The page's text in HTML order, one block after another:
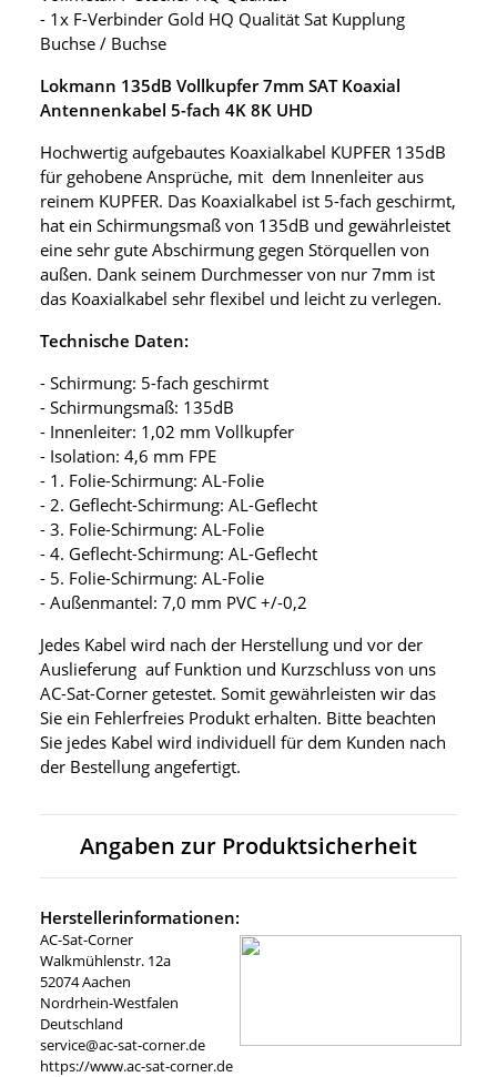
- 1x F-Verbinder Gold HQ Qualität Sat Kupplung
Buchse / Buchse
Lokmann 135dB Vollkupfer 7mm SAT Koaxial
Antennenkabel 5-fach 4K 8K UHD
Hochwertig aufgebautes Koaxialkabel KUPFER 135dB
für gehobene Ansprüche, mit dem Innenleiter aus
reinem KUPFER. Das Koaxialkabel ist 5-fach geschirmt,
hat ein Schirmungsmaß von 135dB und gewährleistet
eine sehr gute Abschirmung gegen Störquellen von
außen. Dank seinem Durchmesser von nur 7mm ist
das Koaxialkabel sehr flexibel und leicht zu verlegen.
Technische Daten:
- Schirmung: 5-fach geschirmt
- Schirmungsmaß: 135dB
- Innenleiter: 1,02 mm Vollkupfer
- Isolation: 4,6 mm FPE
- 1. Folie-Schirmung: AL-Folie
- 2. Geflecht-Schirmung: AL-Geflecht
- 3. Folie-Schirmung: AL-Folie
- 4. Geflecht-Schirmung: AL-Geflecht
- 5. Folie-Schirmung: AL-Folie
- Außenmantel: 7,0 mm PVC +/-0,2
Jedes Kabel wird nach der Herstellung und vor der
Auslieferung auf Funktion und Kurzschluss von uns
AC-Sat-Corner getestet. Somit gewährleisten wir das
Sie ein Fehlerfreies Produkt erhalten. Bitte beachten
Sie jedes Kabel wird individuell für dem Kunden nach
der Bestellung angefertigt.
Angaben zur Produktsicherheit
Herstellerinformationen:
AC-Sat-Corner
Walkmühlenstr. 12a
52074 Aachen
Nordrhein-Westfalen
Deutschland
service@ac-sat-corner.de
https://www.ac-sat-corner.de